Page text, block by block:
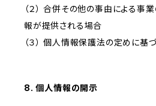
（２） 合併その他の事由による事
報が提供される場合
（３） 個人情報保護法の定めに基
8. 個人情報の開示